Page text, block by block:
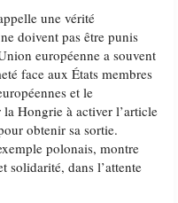
une vérité
doivent pas être punis
européenne a souvent
face aux États membres
et le
Hongrie à activer l’article
obtenir sa sortie.
polonais, montre
solidarité, dans l’attente